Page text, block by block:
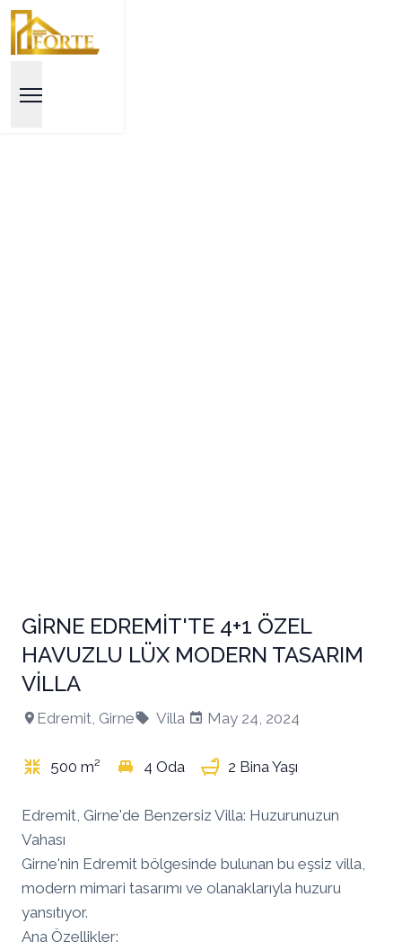
GİRNE EDREMİT'TE 4+1 ÖZEL
HAVUZLU LÜX MODERN TASARIM
VİLLA
Edremit, Girne Villa May 24, 2024
500 m² 4 Oda 2 Bina Yaşı
Edremit, Girne'de Benzersiz Villa: Huzurunuzun
Vahası
Girne'nin Edremit bölgesinde bulunan bu eşsiz villa,
modern mimari tasarımı ve olanaklarıyla huzuru
yansıtıyor.
Ana Özellikler: